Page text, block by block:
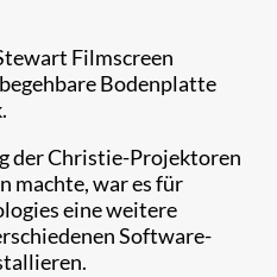
Filmscreen
Bodenplatte
der Christie-Projektoren
machte, war es für
eine weitere
Software-